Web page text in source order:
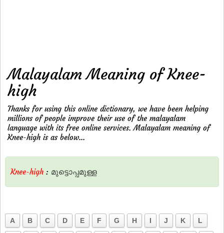
Malayalam Meaning of Knee-
high
Thanks for using this online dictionary, we have been helping
millions of people improve their use of the malayalam
language with its free online services. Malayalam meaning of
Knee-high is as below...
Knee-high : മുട്ടൊപ്പമുള്ള
A B C D E F G H I J K L